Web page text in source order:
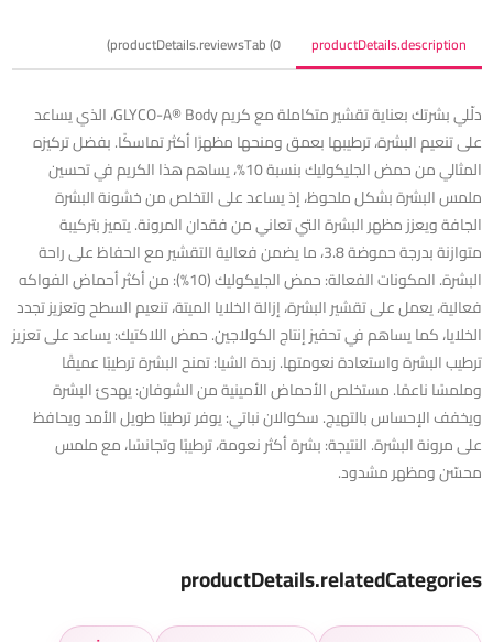
productDetails.description
productDetails.reviewsTab (0)
دلّلي بشرتك بعناية تقشير متكاملة مع كريم GLYCO-A® Body، الذي يساعد
على تنعيم البشرة، ترطيبها بعمق ومنحها مظهرًا أكثر تماسكًا. بفضل تركيزه
المثالي من حمض الجليكوليك بنسبة 10%، يساهم هذا الكريم في تحسين
ملمس البشرة بشكل ملحوظ، إذ يساعد على التخلص من خشونة البشرة
الجافة ويعزز مظهر البشرة التي تعاني من فقدان المرونة. يتميز بتركيبة
متوازنة بدرجة حموضة 3.8، ما يضمن فعالية التقشير مع الحفاظ على راحة
البشرة. المكونات الفعالة: حمض الجليكوليك (10%): من أكثر أحماض الفواكه
فعالية، يعمل على تقشير البشرة، إزالة الخلايا الميتة، تنعيم السطح وتعزيز تجدد
الخلايا، كما يساهم في تحفيز إنتاج الكولاجين. حمض اللاكتيك: يساعد على تعزيز
ترطيب البشرة واستعادة نعومتها. زبدة الشيا: تمنح البشرة ترطيبًا عميقًا
وملمسًا ناعمًا. مستخلص الأحماض الأمينية من الشوفان: يهدئ البشرة
ويخفف الإحساس بالتهيج. سكوالان نباتي: يوفر ترطيبًا طويل الأمد ويحافظ
على مرونة البشرة. النتيجة: بشرة أكثر نعومة، ترطيبًا وتجانسًا، مع ملمس
محسّن ومظهر مشدود.
productDetails.relatedCategories